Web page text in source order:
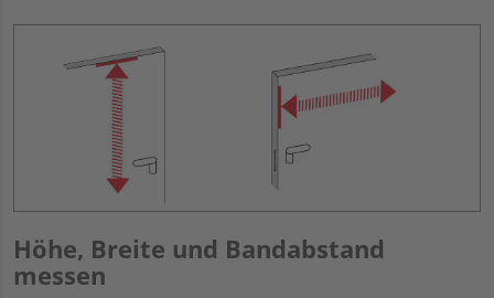
Höhe, Breite und Bandabstand
messen